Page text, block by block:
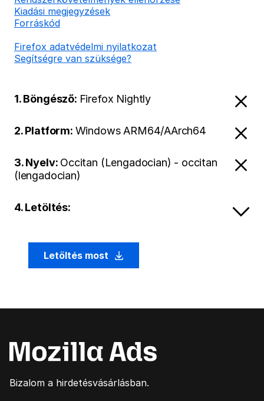
Kiadási megjegyzések
Forráskód
Firefox adatvédelmi nyilatkozat
Segítségre van szüksége?
1. Böngésző: Firefox Nightly
2. Platform: Windows ARM64/AArch64
3. Nyelv: Occitan (Lengadocian) - occitan
(lengadocian)
4. Letöltés:
Letöltés most
Bizalom a hirdetésvásárlásban.